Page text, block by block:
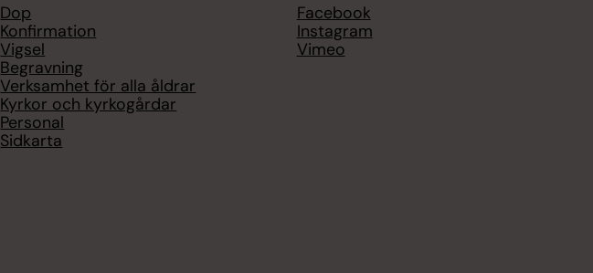
Dop
Konfirmation
Vigsel
Begravning
Verksamhet för alla åldrar
Kyrkor och kyrkogårdar
Personal
Sidkarta
Facebook
Instagram
Vimeo